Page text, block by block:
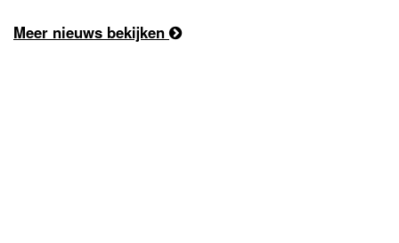
Meer nieuws bekijken